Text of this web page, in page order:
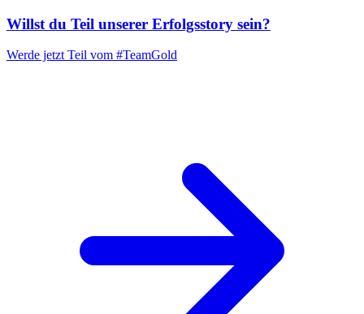
Willst du Teil unserer Erfolgsstory sein?
Werde jetzt Teil vom #TeamGold